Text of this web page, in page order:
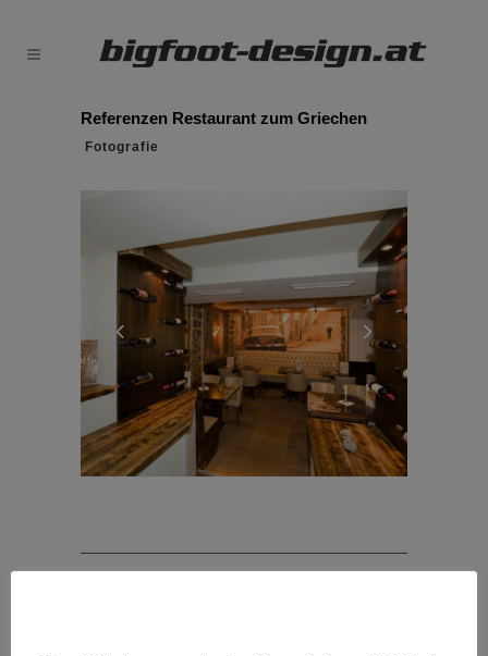
Referenzen Restaurant zum Griechen
Fotografie